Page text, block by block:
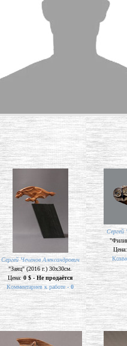
Сергей Чеченов Александрович
"Заяц" (2016 г.) 30х30см.
Цена:0 $ - Не продаётся
Комментариев к работе - 0
Сергей